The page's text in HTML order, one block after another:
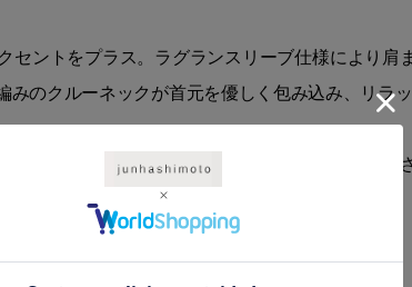
ントをプラス。ラグランスリーブ仕様により肩
のクルーネックが首元を優しく包み込み、リラ
映える万能な存在。肩の力を抜きながらも洗練